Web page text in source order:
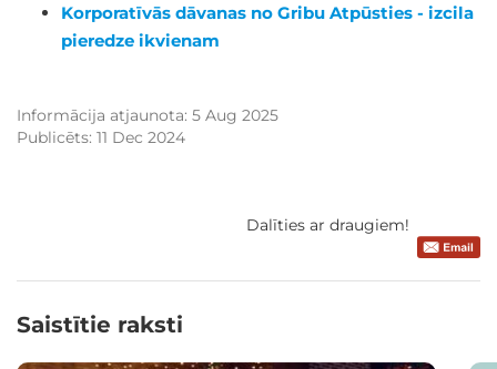
Korporatīvās dāvanas no Gribu Atpūsties - izcila
pieredze ikvienam
Informācija atjaunota: 5 Aug 2025
Publicēts: 11 Dec 2024
Dalīties ar draugiem!
Saistītie raksti